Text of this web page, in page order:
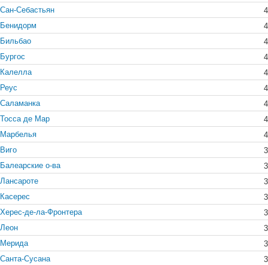
Сан-Себастьян
4
Бенидорм
4
Бильбао
4
Бургос
4
Калелла
4
Реус
4
Саламанка
4
Тосса де Мар
4
Марбелья
4
Виго
3
Балеарские о-ва
3
Лансароте
3
Касерес
3
Херес-де-ла-Фронтера
3
Леон
3
Мерида
3
Санта-Сусана
3